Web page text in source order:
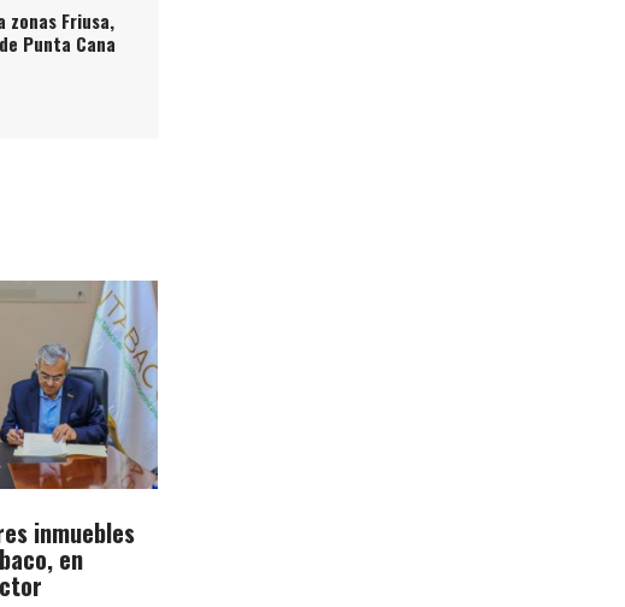
zonas Friusa,
Punta Cana
inmuebles
en